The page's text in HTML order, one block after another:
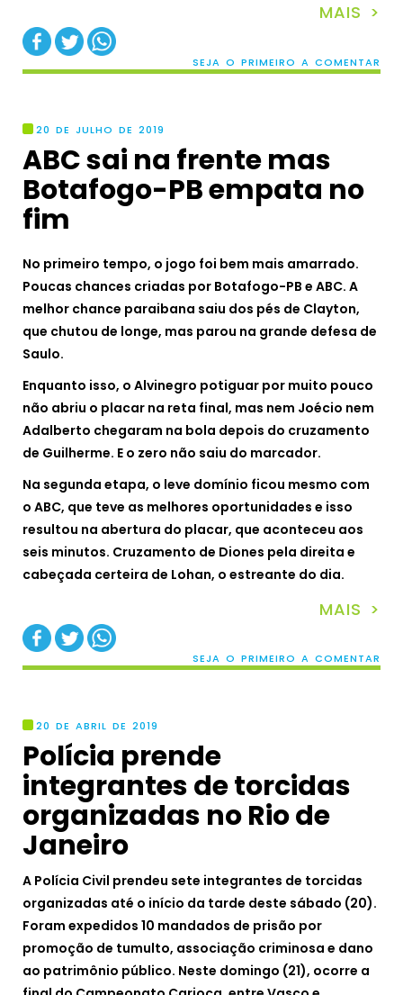
MAIS >
SEJA O PRIMEIRO A COMENTAR
20 DE JULHO DE 2019
ABC sai na frente mas
Botafogo-PB empata no
fim
No primeiro tempo, o jogo foi bem mais amarrado.
Poucas chances criadas por Botafogo-PB e ABC. A
melhor chance paraibana saiu dos pés de Clayton,
que chutou de longe, mas parou na grande defesa de
Saulo.
Enquanto isso, o Alvinegro potiguar por muito pouco
não abriu o placar na reta final, mas nem Joécio nem
Adalberto chegaram na bola depois do cruzamento
de Guilherme. E o zero não saiu do marcador.
Na segunda etapa, o leve domínio ficou mesmo com
o ABC, que teve as melhores oportunidades e isso
resultou na abertura do placar, que aconteceu aos
seis minutos. Cruzamento de Diones pela direita e
cabeçada certeira de Lohan, o estreante do dia.
MAIS >
SEJA O PRIMEIRO A COMENTAR
20 DE ABRIL DE 2019
Polícia prende
integrantes de torcidas
organizadas no Rio de
Janeiro
A Polícia Civil prendeu sete integrantes de torcidas
organizadas até o início da tarde deste sábado (20).
Foram expedidos 10 mandados de prisão por
promoção de tumulto, associação criminosa e dano
ao patrimônio público. Neste domingo (21), ocorre a